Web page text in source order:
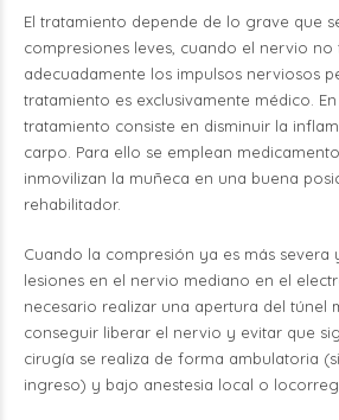
El tratamiento depende de lo grave que
compresiones leves, cuando el nervio no
adecuadamente los impulsos nerviosos
tratamiento es exclusivamente médico.
tratamiento consiste en disminuir la
carpo. Para ello se emplean
inmovilizan la muñeca en una buena
rehabilitador.
Cuando la compresión ya es más
lesiones en el nervio mediano en el
necesario realizar una apertura del túnel
conseguir liberar el nervio y evitar que
cirugía se realiza de forma ambulatoria
ingreso) y bajo anestesia local o